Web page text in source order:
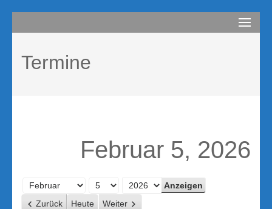
Inhalt
(Enter
drücken)
compurem
Termine
Februar 5, 2026
Monat
Tag
Jahr
Zurück Heute Weiter